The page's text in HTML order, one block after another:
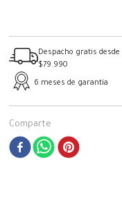
Despacho gratis desde
$79.990
6 meses de garantía
Comparte